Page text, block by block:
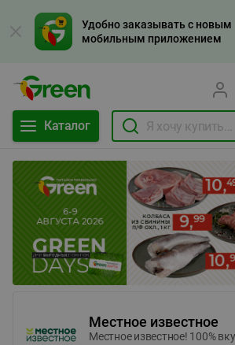
Удобно заказывать с новым
мобильным приложением
Каталог
Местное известное
Местное известное! 100%